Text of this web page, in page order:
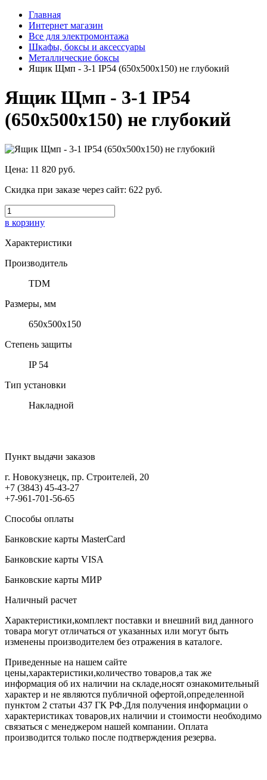
Главная
Интернет магазин
Все для электромонтажа
Шкафы, боксы и аксессуары
Металлические боксы
Ящик Щмп - 3-1 IP54 (650х500х150) не глубокий
Ящик Щмп - 3-1 IP54
(650х500х150) не глубокий
Цена: 11 820 руб.
Скидка при заказе через сайт: 622 руб.
в корзину
Характеристики
Производитель
TDM
Размеры, мм
650х500х150
Степень защиты
IP 54
Тип установки
Накладной
Пункт выдачи заказов
г. Новокузнецк, пр. Строителей, 20
+7 (3843) 45-43-27
+7-961-701-56-65
Способы оплаты
Банковские карты MasterCard
Банковские карты VISA
Банковские карты МИР
Наличный расчет
Характеристики,комплект поставки и внешний вид данного
товара могут отличаться от указанных или могут быть
изменены производителем без отражения в каталоге.
Приведенные на нашем сайте
цены,характеристики,количество товаров,а так же
информация об их наличии на складе,носят ознакомительный
характер и не являются публичной офертой,определенной
пунктом 2 статьи 437 ГК РФ.Для получения информации о
характеристиках товаров,их наличии и стоимости необходимо
связаться с менеджером нашей компании. Оплата
производится только после подтверждения резерва.